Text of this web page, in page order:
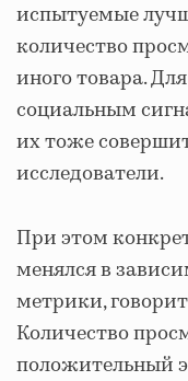
испытуемые
количество
иного товара.
социальным
их тоже
исследователи.
При этом
менялся в
метрики,
Количество
положительный